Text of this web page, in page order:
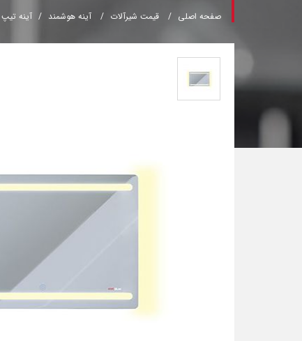
صفحه اصلی قیمت شیرآلات آینه هوشمند آینه تیپ 2 مینیمال